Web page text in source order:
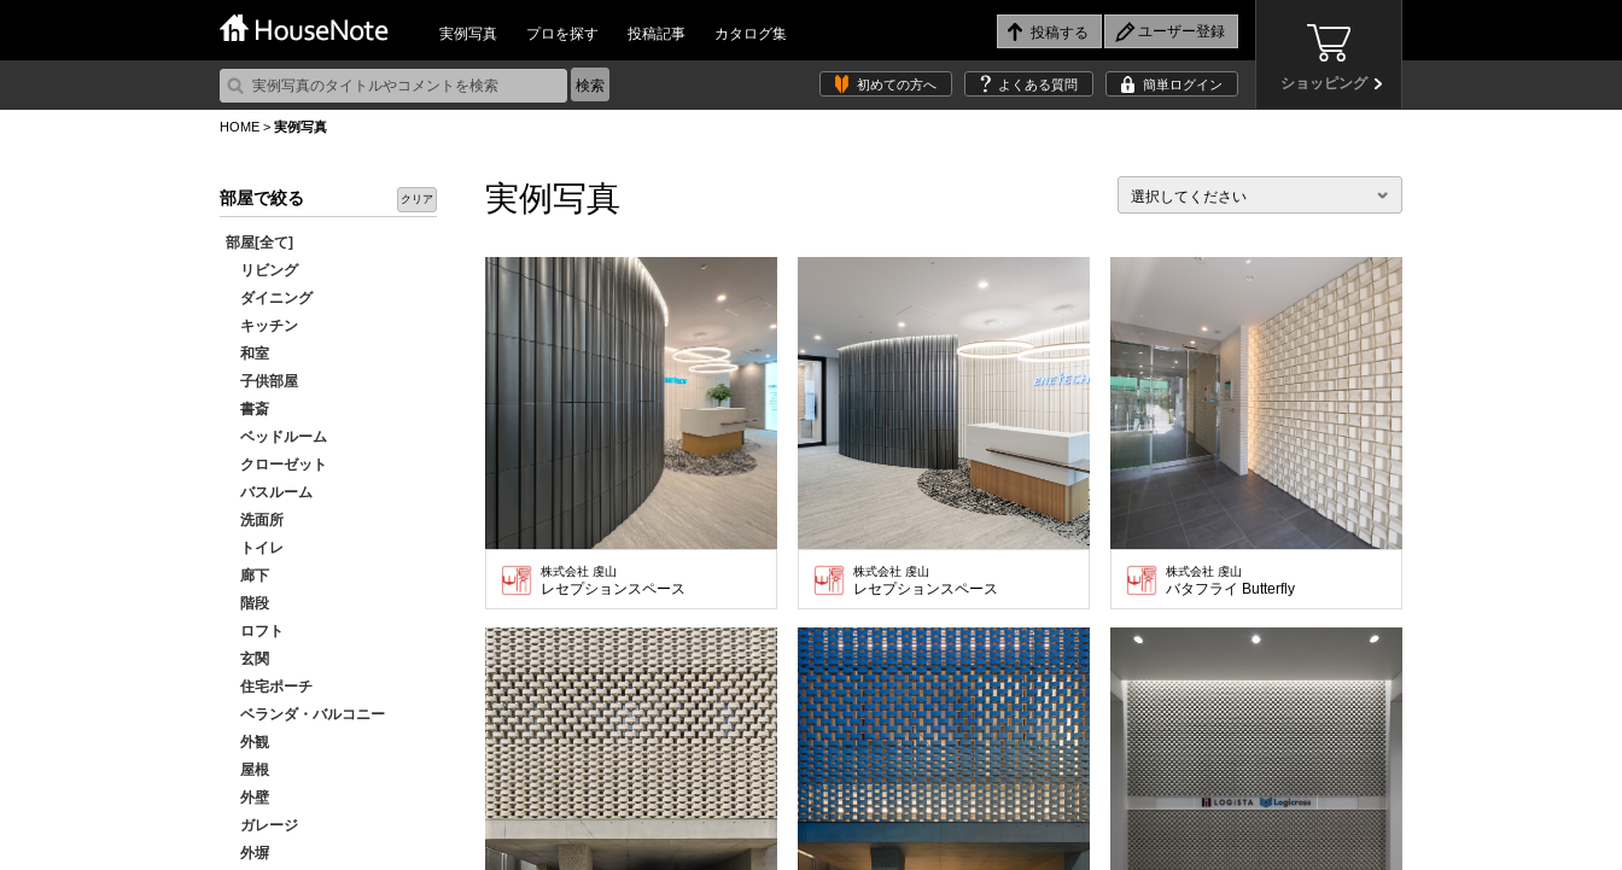
実例写真 プロを探す 投稿記事 カタログ集
ショッピング
初めての方へ よくある質問 簡単ログイン
HOME > 実例写真
部屋で絞る クリア
部屋[全て]
リビング
ダイニング
キッチン
和室
子供部屋
書斎
ベッドルーム
クローゼット
バスルーム
洗面所
トイレ
廊下
階段
ロフト
玄関
住宅ポーチ
ベランダ・バルコニー
外観
屋根
外壁
ガレージ
外塀
実例写真 選択してください
株式会社 虔山
レセプションスペース
株式会社 虔山
レセプションスペース
株式会社 虔山
バタフライ Butterfly